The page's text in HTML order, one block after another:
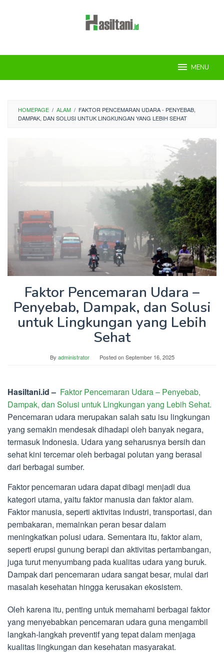
MENU
HOMEPAGE / ALAM / FAKTOR PENCEMARAN UDARA - PENYEBAB,
DAMPAK, DAN SOLUSI UNTUK LINGKUNGAN YANG LEBIH SEHAT
Faktor Pencemaran Udara –
Penyebab, Dampak, dan Solusi
untuk Lingkungan yang Lebih
Sehat
By administrator Posted onSeptember 16, 2025
Hasiltani.id – Faktor Pencemaran Udara – Penyebab,
Dampak, dan Solusi untuk Lingkungan yang Lebih Sehat.
Pencemaran udara merupakan salah satu isu lingkungan
yang semakin mendesak dihadapi oleh banyak negara,
termasuk Indonesia. Udara yang seharusnya bersih dan
sehat kini tercemar oleh berbagai polutan yang berasal
dari berbagai sumber.
Faktor pencemaran udara dapat dibagi menjadi dua
kategori utama, yaitu faktor manusia dan faktor alam.
Faktor manusia, seperti aktivitas industri, transportasi, dan
pembakaran, memainkan peran besar dalam
meningkatkan polusi udara. Sementara itu, faktor alam,
seperti erupsi gunung berapi dan aktivitas pertambangan,
juga turut menyumbang pada kualitas udara yang buruk.
Dampak dari pencemaran udara sangat besar, mulai dari
masalah kesehatan hingga kerusakan ekosistem.
Oleh karena itu, penting untuk memahami berbagai faktor
yang menyebabkan pencemaran udara guna mengambil
langkah-langkah preventif yang tepat dalam menjaga
kualitas lingkungan dan kesehatan masyarakat.